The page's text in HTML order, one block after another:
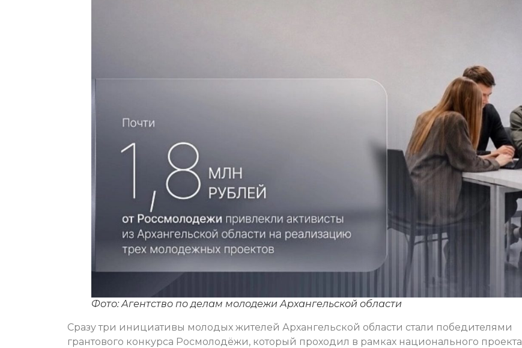
Фото: Агентство по делам молодежи Архангельской области
Сразу три инициативы молодых жителей Архангельской области стали победителями
грантового конкурса Росмолодёжи, который проходил в рамках национального проекта